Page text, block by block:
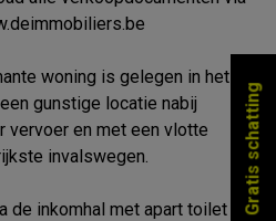
woning is gelegen in het
gunstige locatie nabij
vervoer en met een vlotte
invalswegen.
de inkomhal met apart toilet enGratis schatting